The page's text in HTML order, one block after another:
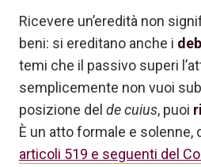
Ricevere un’eredità non
beni: si ereditano anche i
temi che il passivo superi
semplicemente non vuoi
posizione del de cuius, puoi
È un atto formale e solenne,
articoli 519 e seguenti del